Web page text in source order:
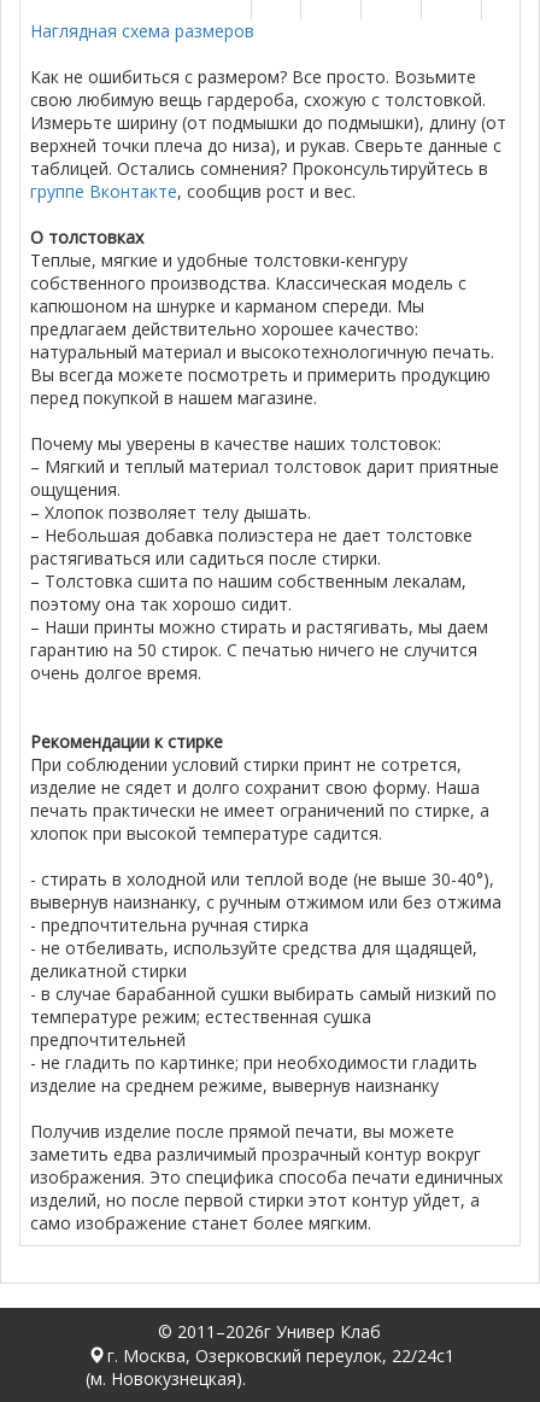
Наглядная схема размеров
Как не ошибиться с размером? Все просто. Возьмите
свою любимую вещь гардероба, схожую с толстовкой.
Измерьте ширину (от подмышки до подмышки), длину (от
верхней точки плеча до низа), и рукав. Сверьте данные с
таблицей. Остались сомнения? Проконсультируйтесь в
группе Вконтакте, сообщив рост и вес.
О толстовках
Теплые, мягкие и удобные толстовки-кенгуру
собственного производства. Классическая модель с
капюшоном на шнурке и карманом спереди. Мы
предлагаем действительно хорошее качество:
натуральный материал и высокотехнологичную печать.
Вы всегда можете посмотреть и примерить продукцию
перед покупкой в нашем магазине.
Почему мы уверены в качестве наших толстовок:
– Мягкий и теплый материал толстовок дарит приятные
ощущения.
– Хлопок позволяет телу дышать.
– Небольшая добавка полиэстера не дает толстовке
растягиваться или садиться после стирки.
– Толстовка сшита по нашим собственным лекалам,
поэтому она так хорошо сидит.
– Наши принты можно стирать и растягивать, мы даем
гарантию на 50 стирок. С печатью ничего не случится
очень долгое время.
Рекомендации к стирке
При соблюдении условий стирки принт не сотрется,
изделие не сядет и долго сохранит свою форму. Наша
печать практически не имеет ограничений по стирке, а
хлопок при высокой температуре садится.
- стирать в холодной или теплой воде (не выше 30-40°),
вывернув наизнанку, с ручным отжимом или без отжима
- предпочтительна ручная стирка
- не отбеливать, используйте средства для щадящей,
деликатной стирки
- в случае барабанной сушки выбирать самый низкий по
температуре режим; естественная сушка
предпочтительней
- не гладить по картинке; при необходимости гладить
изделие на среднем режиме, вывернув наизнанку
Получив изделие после прямой печати, вы можете
заметить едва различимый прозрачный контур вокруг
изображения. Это специфика способа печати единичных
изделий, но после первой стирки этот контур уйдет, а
само изображение станет более мягким.
© 2011–2026г Универ Клаб
г. Москва, Озерковский переулок, 22/24с1
(м. Новокузнецкая).